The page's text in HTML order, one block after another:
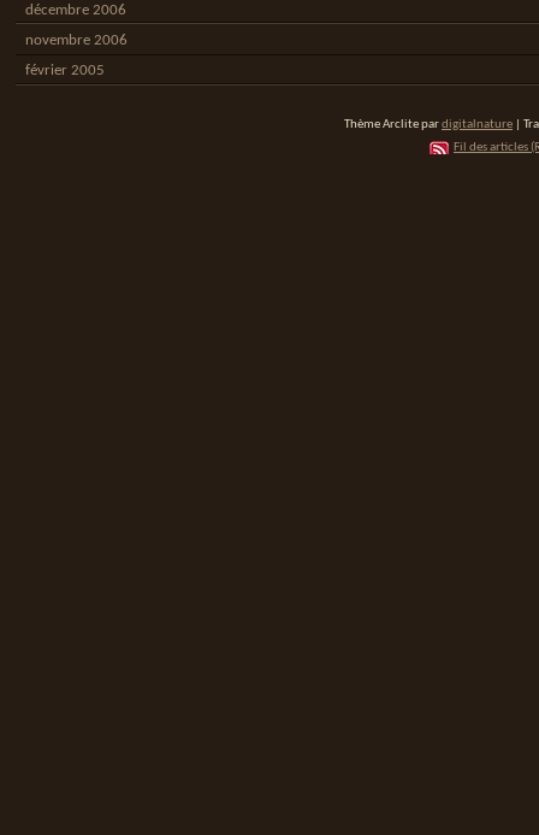
décembre 2006
novembre 2006
février 2005
Thème Arclite pardigitalnature |
Fil des articles